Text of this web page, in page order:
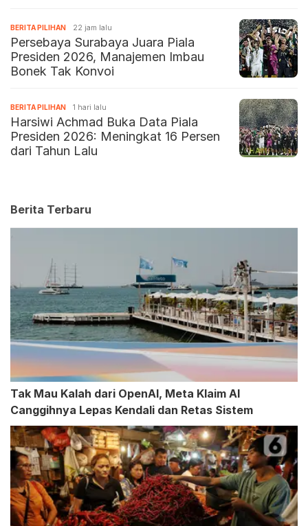
BERITA PILIHAN 22 jam lalu
Persebaya Surabaya Juara Piala
Presiden 2026, Manajemen Imbau
Bonek Tak Konvoi
BERITA PILIHAN 1 hari lalu
Harsiwi Achmad Buka Data Piala
Presiden 2026: Meningkat 16 Persen
dari Tahun Lalu
Berita Terbaru
Tak Mau Kalah dari OpenAI, Meta Klaim AI
Canggihnya Lepas Kendali dan Retas Sistem